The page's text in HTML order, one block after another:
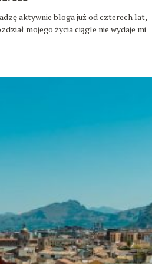
aktywnie bloga już od czterech lat,
mojego życia ciągle nie wydaje mi